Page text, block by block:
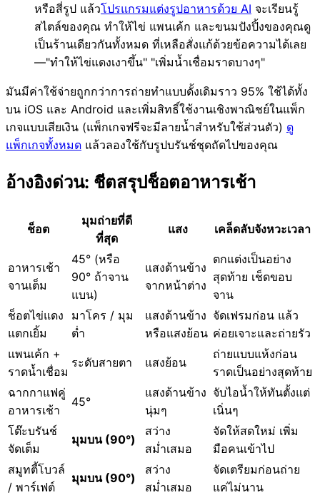
หรือสี่รูป แล้วโปรแกรมแต่งรูปอาหารด้วย AI จะเรียนรู้
สไตล์ของคุณ ทำให้ไข่ แพนเค้ก และขนมปังปิ้งของคุณดู
เป็นร้านเดียวกันทั้งหมด ที่เหลือสั่งแก้ด้วยข้อความได้เลย
—"ทำให้ไข่แดงเงาขึ้น" "เพิ่มน้ำเชื่อมราดบางๆ"
มันมีค่าใช้จ่ายถูกกว่าการถ่ายทำแบบดั้งเดิมราว 95% ใช้ได้ทั้ง
บน iOS และ Android และเพิ่มสิทธิ์ใช้งานเชิงพาณิชย์ในแพ็ก
เกจแบบเสียเงิน (แพ็กเกจฟรีจะมีลายน้ำสำหรับใช้ส่วนตัว) ดู
แพ็กเกจทั้งหมด แล้วลองใช้กับรูปบรันช์ชุดถัดไปของคุณ
อ้างอิงด่วน: ชีตสรุปช็อตอาหารเช้า
ช็อต
มุมถ่ายที่ดี
ที่สุด
แสง เคล็ดลับจังหวะเวลา
อาหารเช้า
จานเต็ม
45° (หรือ
90° ถ้าจาน
แบน)
แสงด้านข้าง
จากหน้าต่าง
ตกแต่งเป็นอย่าง
สุดท้าย เช็ดขอบ
จาน
ช็อตไข่แดง
แตกเยิ้ม
มาโคร / มุม
ต่ำ
แสงด้านข้าง
หรือแสงย้อน
จัดเฟรมก่อน แล้ว
ค่อยเจาะและถ่ายรัว
แพนเค้ก +
ราดน้ำเชื่อม
ระดับสายตา แสงย้อน
ถ่ายแบบแห้งก่อน
ราดเป็นอย่างสุดท้าย
ฉากกาแฟคู่
อาหารเช้า
45°
แสงด้านข้าง
นุ่มๆ
จับไอน้ำให้ทันตั้งแต่
เนิ่นๆ
โต๊ะบรันช์
จัดเต็ม
มุมบน (90°)
สว่าง
สม่ำเสมอ
จัดให้สดใหม่ เพิ่ม
มือคนเข้าไป
สมูทตี้โบวล์
/ พาร์เฟต์
มุมบน (90°)
สว่าง
สม่ำเสมอ
จัดเตรียมก่อนถ่าย
แค่ไม่นาน